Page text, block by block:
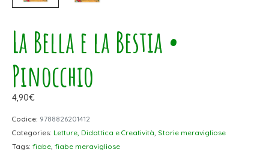
La Bella e la Bestia •
Pinocchio
4,90€
Codice: 9788826201412
Categories: Letture, Didattica e Creatività, Storie meravigliose
Tags: fiabe, fiabe meravigliose